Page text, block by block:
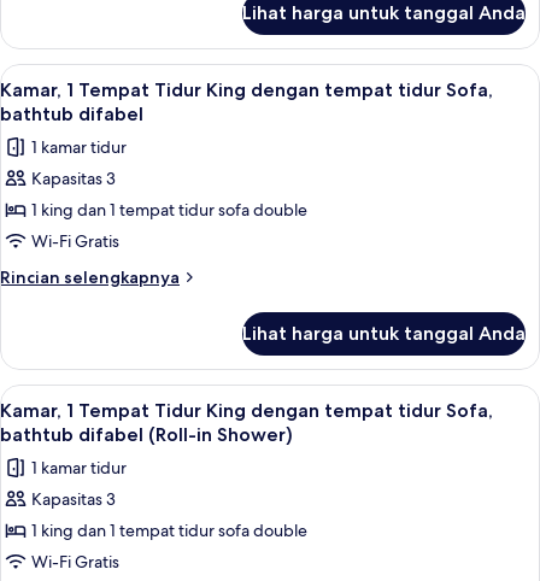
shower
kursi
roda
Kamar,
Tempat
Tidur
shower
kursi
Lihat harga untuk tanggal Anda
Lihat
semua
foto
untuk
Kamar,
1
Tempat
Tidur
tempat
tidur
Sofa,
bathtub
difabel
Seprai premium, meja kerja, dan
5
Kamar, 1 Tempat Tidur King dengan tempat tidur Sofa,
bathtub difabel
1 kamar tidur
Kapasitas 3
1 king dan 1 tempat tidur sofa double
Wi-Fi Gratis
Rincian selengkapnya
Rincian
Kamar,
Tempat
Tidur
dengan
tempat
Sofa,
bathtub
Lihat harga untuk tanggal Anda
Lihat
semua
foto
untuk
Kamar,
1
Tempat
Seprai premium, meja kerja, dan
5
Kamar, 1 Tempat Tidur King dengan tempat tidur Sofa,
bathtub difabel (Roll-in Shower)
1 kamar tidur
Kapasitas 3
1 king dan 1 tempat tidur sofa double
Wi-Fi Gratis